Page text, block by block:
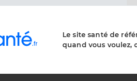
Le site santé de
quand vous voulez,